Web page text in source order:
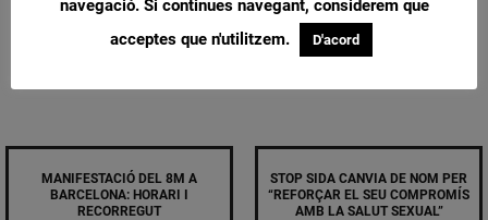
MANIFESTACIÓ DEL 8M A
BARCELONA: HORARI I
RECORREGUT
STOP SIDA CANVIA DE NOM PER
“REFORÇAR EL SEU COMPROMÍS
AMB LA SALUT SEXUAL”
navegació. Si continues navegant, considerem que
acceptes que n'utilitzem.
D'acord